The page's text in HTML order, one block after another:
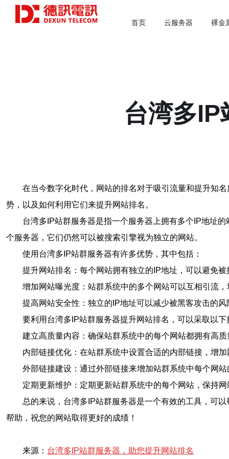
首页 云服务器 裸金
台湾多
在当今数字化时代，网站的排名对于吸引流量和提升知
势，以及如何利用它们来提升网站排名。
台湾多IP站群服务器是指一个服务器上拥有多个IP地址
个服务器，它们仍然可以被搜索引擎视为独立的网站。
使用台湾多IP站群服务器有许多优势，其中包括：
提升网站排名：每个网站拥有独立的IP地址，可以避免
增加网站曝光度：站群系统中的多个网站可以互相引流
提高网站安全性：独立的IP地址可以减少被黑客攻击的风
要利用台湾多IP站群服务器提升网站排名，可以采取以下
建立高质量内容：确保站群系统中的每个网站都拥有高
内部链接优化：在站群系统中设置合适的内部链接，增
外部链接建设：通过外部链接来增加站群系统中每个网
定期更新维护：定期更新站群系统中的每个网站，保持
总的来说，台湾多IP站群服务器是一个有效的工具，可
帮助，祝您的网站取得更好的成绩！
来源： 台湾多IP站群服务器，助您提升网站排名